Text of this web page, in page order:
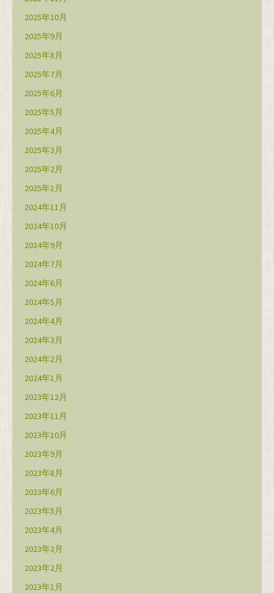
2025年10月
2025年9月
2025年8月
2025年7月
2025年6月
2025年5月
2025年4月
2025年3月
2025年2月
2025年1月
2024年11月
2024年10月
2024年9月
2024年7月
2024年6月
2024年5月
2024年4月
2024年3月
2024年2月
2024年1月
2023年12月
2023年11月
2023年10月
2023年9月
2023年8月
2023年6月
2023年5月
2023年4月
2023年3月
2023年2月
2023年1月